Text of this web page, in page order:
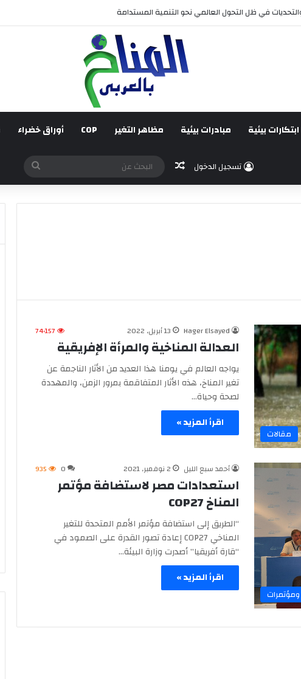
جديد قائم على جبر الضرر، دراسة تحليلية.
ابتكارات بيئية مبادرات بيئية مظاهر التغير COP أوراق خضراء
تسجيل الدخول مقال عشوائي
عن
مقالات
Hager Elsayed 13 أبريل, 2022 74٬157
العدالة المناخية والمرأة الإفريقية
يواجه العالم في يومنا هذا العديد من الأثار الناجمة عن
تغير المناخ، هذه الأثار المتفاقمة بمرور الزمن، والمهددة
لصحة وحياة…
اقرأ المزيد »
أحمد سبع الليل 2 نوفمبر, 2021 0
935
استعدادات مصر لاستضافة مؤتمر
المناخ COP27
“الطريق إلى استضافة مؤتمر الأمم المتحدة للتغير
المناخي COP27 إعادة تصور القدرة على الصمود في
“قارة أفريقيا” أصدرت وزارة البيئة…
اقرأ المزيد »